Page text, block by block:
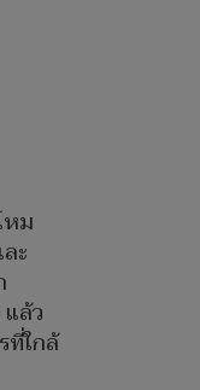
หม
ะ
ล้ว
ที่ใกล้